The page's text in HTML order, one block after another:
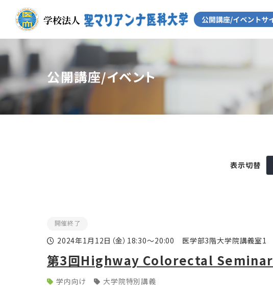
公開講座/イベント
表示切替
開催終了
2024年1月12日 （金） 18:30～20:00 医学部3階大学院講義室1
第3回Highway Colorectal Seminar
学内向け 大学院特別講義